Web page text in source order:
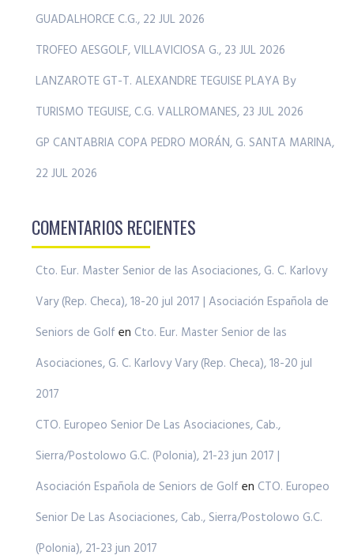
GUADALHORCE C.G., 22 JUL 2026
TROFEO AESGOLF, VILLAVICIOSA G., 23 JUL 2026
LANZAROTE GT-T. ALEXANDRE TEGUISE PLAYA By
TURISMO TEGUISE, C.G. VALLROMANES, 23 JUL 2026
GP CANTABRIA COPA PEDRO MORÁN, G. SANTA MARINA,
22 JUL 2026
COMENTARIOS RECIENTES
Cto. Eur. Master Senior de las Asociaciones, G. C. Karlovy
Vary (Rep. Checa), 18-20 jul 2017 | Asociación Española de
Seniors de Golf en Cto. Eur. Master Senior de las
Asociaciones, G. C. Karlovy Vary (Rep. Checa), 18-20 jul
2017
CTO. Europeo Senior De Las Asociaciones, Cab.,
Sierra/Postolowo G.C. (Polonia), 21-23 jun 2017 |
Asociación Española de Seniors de Golf en CTO. Europeo
Senior De Las Asociaciones, Cab., Sierra/Postolowo G.C.
(Polonia), 21-23 jun 2017